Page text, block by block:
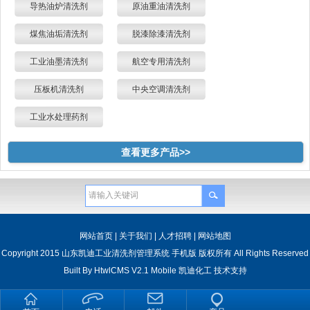
导热油炉清洗剂 原油重油清洗剂
煤焦油垢清洗剂 脱漆除漆清洗剂
工业油墨清洗剂 航空专用清洗剂
压板机清洗剂 中央空调清洗剂
工业水处理药剂
查看更多产品>>
网站首页| 关于我们 | 人才招聘| 网站地图
Copyright 2015 山东凯迪工业清洗剂管理系统 手机版 版权所有 All Rights Reserved
Built By HtwlCMS V2.1 Mobile 凯迪化工 技术支持